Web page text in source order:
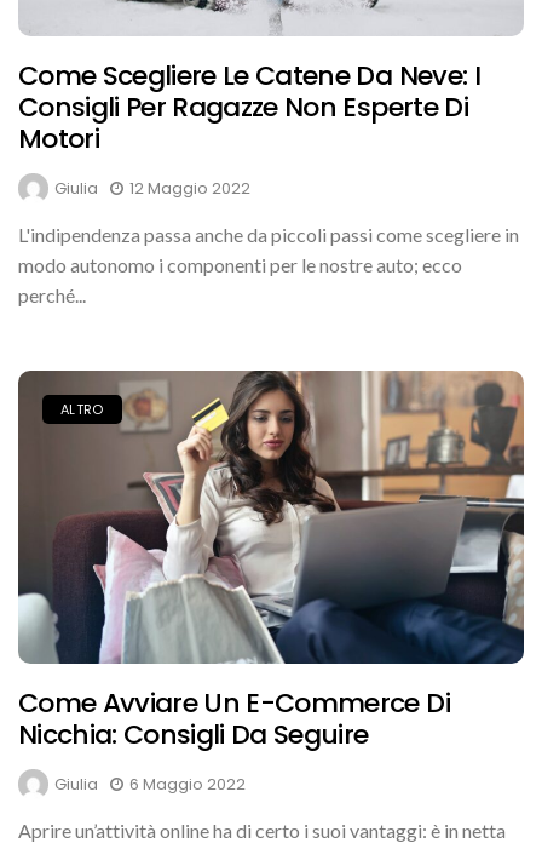
Come Scegliere Le Catene Da Neve: I
Consigli Per Ragazze Non Esperte Di
Motori
Giulia
12 Maggio 2022
L'indipendenza passa anche da piccoli passi come scegliere in
modo autonomo i componenti per le nostre auto; ecco
perché...
ALTRO
Come Avviare Un E-Commerce Di
Nicchia: Consigli Da Seguire
Giulia
6 Maggio 2022
Aprire un’attività online ha di certo i suoi vantaggi: è in netta